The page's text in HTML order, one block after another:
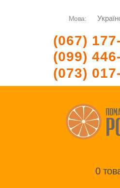
Мова:
(067)
(099)
(073)
0